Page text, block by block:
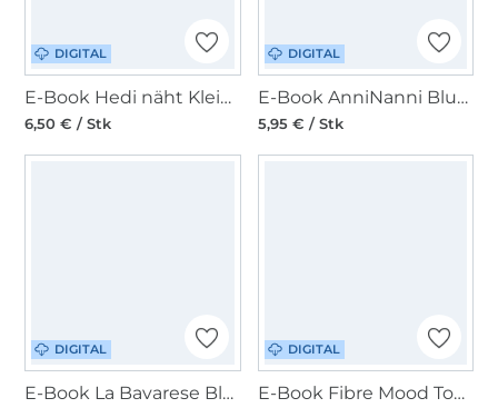
DIGITAL
E-Book Hedi näht Kleid/Schlupfbluse Frau Kimmi
6,50 € / Stk
DIGITAL
E-Book AnniNanni Blusenshirt
5,95 € / Stk
DIGITAL
E-Book La Bavarese Blusenshirt Carla
DIGITAL
E-Book Fibre Mood Top Isola Damen